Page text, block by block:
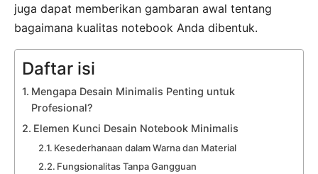
juga dapat memberikan gambaran awal tentang
bagaimana kualitas notebook Anda dibentuk.
Daftar isi
Mengapa Desain Minimalis Penting untuk
Profesional?
Elemen Kunci Desain Notebook Minimalis
Kesederhanaan dalam Warna dan Material
Fungsionalitas Tanpa Gangguan